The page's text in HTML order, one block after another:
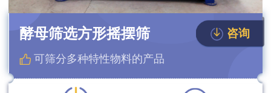
酵母筛选方形摇摆筛
可筛分多种特性物料的产品
咨询